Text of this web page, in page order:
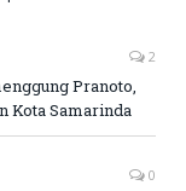
2
Pranoto,
Kota Samarinda
0